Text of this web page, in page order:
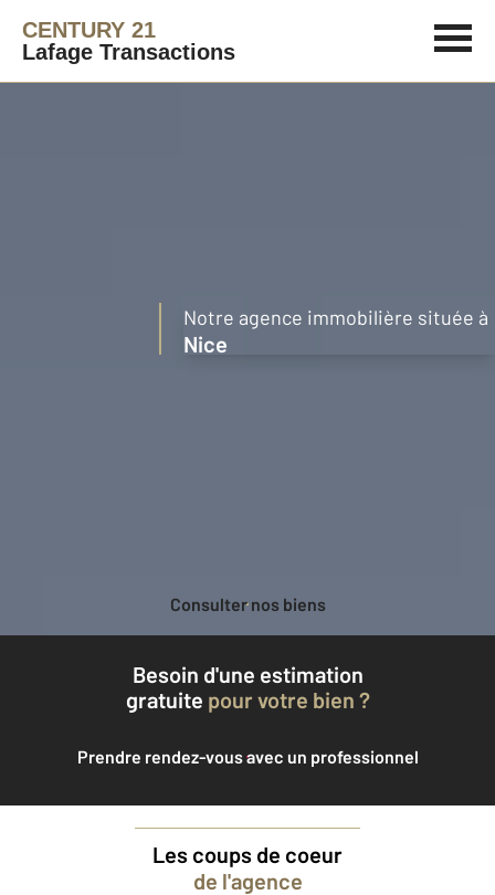
CENTURY 21
Lafage Transactions
Notre agence immobilière située à
Nice
Consulter nos biens
Besoin d'une estimation
gratuite pour votre bien ?
Prendre rendez-vous avec un professionnel
Les coups de coeur
de l'agence